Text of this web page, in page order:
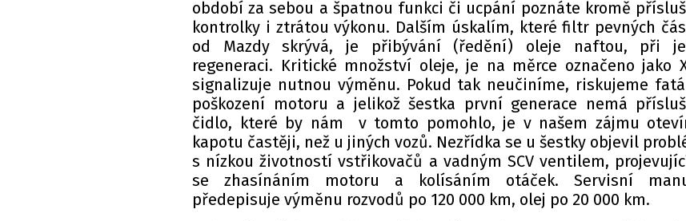
období za sebou a špatnou funkci či ucpání poznáte kromě
kontrolky i ztrátou výkonu. Dalším úskalím, které filtr pevných
od Mazdy skrývá, je přibývání (ředění) oleje naftou, při
regeneraci. Kritické množství oleje, je na měrce označeno jako
signalizuje nutnou výměnu. Pokud tak neučiníme, riskujeme
poškození motoru a jelikož šestka první generace nemá
čidlo, které by nám v tomto pomohlo, je v našem zájmu
kapotu častěji, než u jiných vozů. Nezřídka se u šestky objevil
s nízkou životností vstřikovačů a vadným SCV ventilem,
se zhasínáním motoru a kolísáním otáček. Servisní
předepisuje výměnu rozvodů po 120 000 km, olej po 20 000 km.